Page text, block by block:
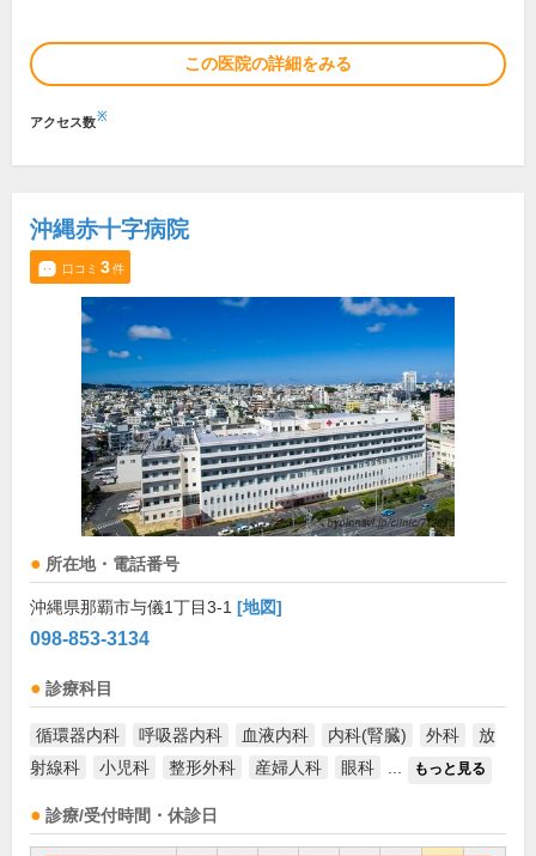
この医院の詳細をみる
アクセス数※
沖縄赤十字病院
口コミ 3件
所在地・電話番号
沖縄県那覇市与儀1丁目3-1 [地図]
098-853-3134
診療科目
循環器内科 呼吸器内科 血液内科 内科(腎臓) 外科
放
射線科
小児科 整形外科 産婦人科 眼科 もっと見る
診療/受付時間・休診日